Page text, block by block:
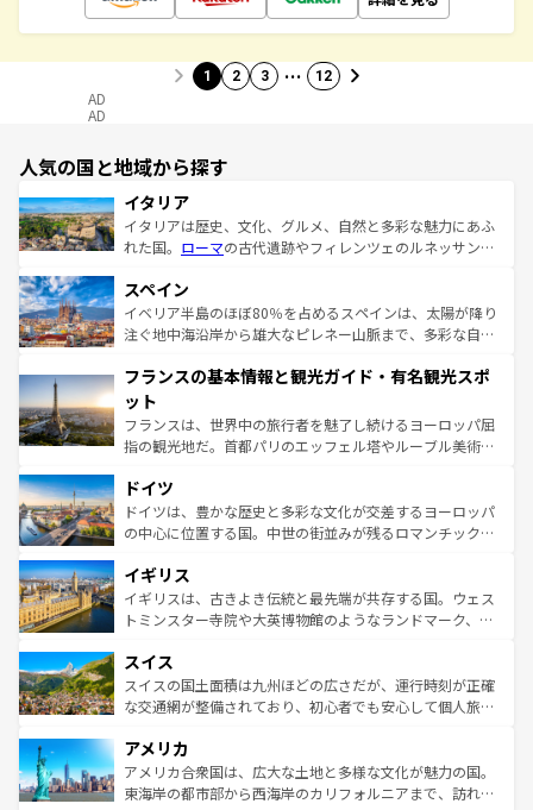
1 2 3 … 12
AD
AD
人気の国と地域から探す
イタリア
イタリアは歴史、文化、グルメ、自然と多彩な魅力にあふ
れた国。 ローマの古代遺跡やフィレンツェのルネッサンス
ろん、トスカーナの美しい田園風景やアマルフィ海岸の絶
景など、自然景観も見逃せない。観光の合間には、本場の
ピザやパスタなど、絶品のイタリア料理を堪能することも
ませてくれるイタリアで、忘れられない旅をしてみよう！
なお、新着のイタリア情報は
しい。
スペイン
イベリア半島のほぼ80％を占めるスペインは、太陽が降り
注ぐ地中海沿岸から雄大なピレネー山脈まで、多彩な自然
文化が根付くこの国では、情熱的なフラメンコ、熱気あふ
れる闘牛、そして美味しいタパスが生活の一部となってい
る。首都マドリードの洗練された雰囲気や、バルセロナの
アートに溢れた街角から、地方では古代ローマ遺跡や中世
せる。地方によって風土や気候が異なるスペインはその個
性で訪れる人を魅了する。 なお、新着のスペイン情報は コ
ンテンツ一覧を参照してほしい。
フランスの基本情報と観光ガイド・有名観光スポ
ット
フランスは、世界中の旅行者を魅了し続けるヨーロッパ屈
指の観光地だ。首都パリのエッフェル塔やルーブル美術館
で、幅広い魅力が詰まっている。華麗な宮殿、歴史的な大
聖堂、美しいビーチ、そして豊かな自然が、訪れる者を心
から魅了する。また、フランスは美食の国としても知ら
いる。シャンパンの発祥地であるランス、プロヴァンスの
香り高いラベンダー畑など、多彩な楽しみ方が可能だ。さ
らに、パリ以外の地域にも魅力が溢れており、どの街角に
れる地方に足を運ぶとそれぞれで全く異なる文化を体験で
きるだろう。 なお、新着のフランス情報はコンテンツ一覧
を参照してほしい。
ドイツ
ドイツは、豊かな歴史と多彩な文化が交差するヨーロッパ
の中心に位置する国。中世の街並みが残るロマンチック街
顔を持つこの国は、どこを歩いても飽きることがない。ベ
ルリンの文化的活気、バイエルン州のアルプスの絶景、そ
してライン川沿いのワイン畑といった風景は必見。ビール
は、お酒好きな人にはぜひ体験してほしい。 なお、新着の
ドイツ情報はコンテンツ一覧を参照してほしい。
イギリス
イギリスは、古きよき伝統と最先端が共存する国。ウェス
トミンスター寺院や大英博物館のようなランドマーク、歴
リアごとに異なる魅力がある。また、優雅なアフタヌーン
ティー、ビール好きにはたまらない英国パブ、サッカー観
戦など、本場だからこそできる体験も豊富。イギリスを旅
ンツ一覧を参照してほしい。
スイス
スイスの国土面積は九州ほどの広さだが、運行時刻が正確
な交通網が整備されており、初心者でも安心して個人旅行
の建物がそのまま残る町や、スイスならではのユニークな
博物館もあり、アルプス観光だけでなく町歩きも満喫する
ことができる。国民の所得が高いため物価も高いが、旅行
アメリカ
アメリカ合衆国は、広大な土地と多様な文化が魅力の国。
東海岸の都市部から西海岸のカリフォルニアまで、訪れる